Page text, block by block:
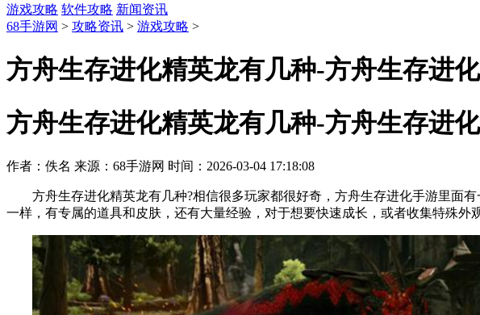
游戏攻略 软件攻略 新闻资讯
68手游网 > 攻略资讯 > 游戏攻略 >
方舟生存进化精英龙有几种-方舟生存进
方舟生存进化精英龙有几种-方舟生存进
作者：佚名 来源：68手游网 时间：2026-03-04 17:18:08
方舟生存进化精英龙有几种?相信很多玩家都很好奇，方舟生存进化手游里面有
一样，有专属的道具和皮肤，还有大量经验，对于想要快速成长，或者收集特殊外